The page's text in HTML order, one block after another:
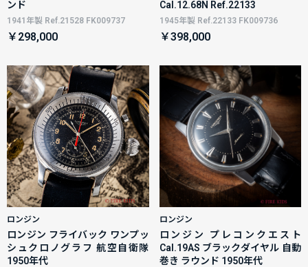
ンド
1941年製 Ref.21528 FK009737
￥298,000
Cal.12.68N Ref.22133
1945年製 Ref.22133 FK009736
￥398,000
ロンジン
ロンジン フライバック ワンプッ
シュクロノグラフ 航空自衛隊
1950年代
ロンジン
ロンジン プレコンクエスト
Cal.19AS ブラックダイヤル 自動
巻き ラウンド 1950年代